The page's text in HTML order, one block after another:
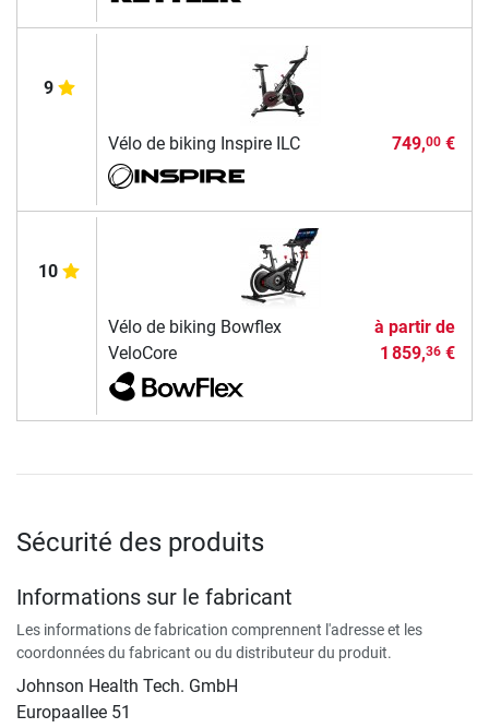
9
Vélo de biking Inspire ILC 749,00€
10
Vélo de biking Bowflex
VeloCore
à partir de
1 859,36€
Sécurité des produits
Informations sur le fabricant
Les informations de fabrication comprennent l'adresse et les
coordonnées du fabricant ou du distributeur du produit.
Johnson Health Tech. GmbH
Europaallee 51